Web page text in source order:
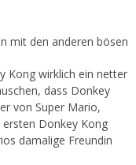
mit den anderen bösen
Kong wirklich ein netter
dass Donkey
von Super Mario,
Donkey Kong
damalige Freundin